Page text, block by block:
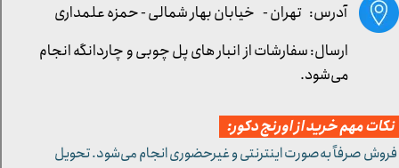
آدرس: تهران - خیابان بهار شمالی - حمزه علمداری
مهم خرید از اورنج دکور:
صرفاً به‌صورت اینترنتی و غیرحضوری انجام می‌شود. تحویل
ارسال: سفارشات از انبار های پل چوبی و چاردانگه انجام
می‌شود.